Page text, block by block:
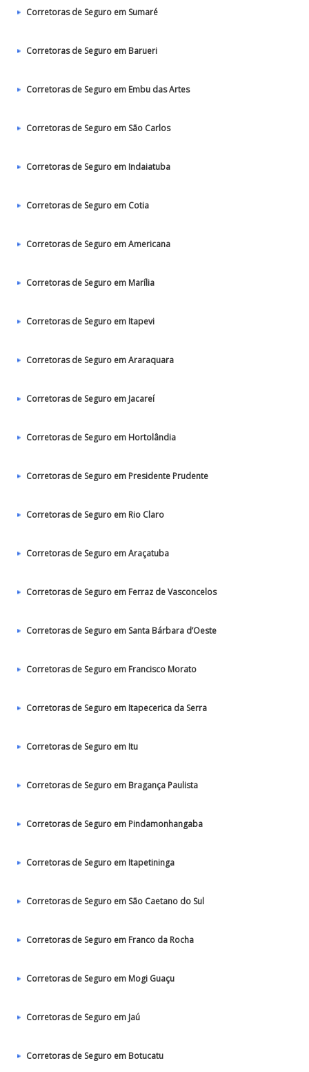
Corretoras de Seguro em Sumaré
Corretoras de Seguro em Barueri
Corretoras de Seguro em Embu das Artes
Corretoras de Seguro em São Carlos
Corretoras de Seguro em Indaiatuba
Corretoras de Seguro em Cotia
Corretoras de Seguro em Americana
Corretoras de Seguro em Marília
Corretoras de Seguro em Itapevi
Corretoras de Seguro em Araraquara
Corretoras de Seguro em Jacareí
Corretoras de Seguro em Hortolândia
Corretoras de Seguro em Presidente Prudente
Corretoras de Seguro em Rio Claro
Corretoras de Seguro em Araçatuba
Corretoras de Seguro em Ferraz de Vasconcelos
Corretoras de Seguro em Santa Bárbara d’Oeste
Corretoras de Seguro em Francisco Morato
Corretoras de Seguro em Itapecerica da Serra
Corretoras de Seguro em Itu
Corretoras de Seguro em Bragança Paulista
Corretoras de Seguro em Pindamonhangaba
Corretoras de Seguro em Itapetininga
Corretoras de Seguro em São Caetano do Sul
Corretoras de Seguro em Franco da Rocha
Corretoras de Seguro em Mogi Guaçu
Corretoras de Seguro em Jaú
Corretoras de Seguro em Botucatu